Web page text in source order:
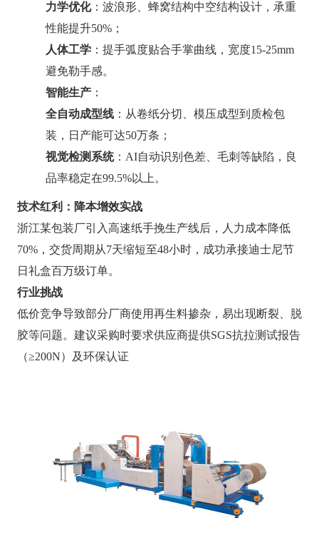
力学优化：波浪形、蜂窝结构中空结构设计，承重
性能提升50%；
人体工学：提手弧度贴合手掌曲线，宽度15-25mm
避免勒手感。
智能生产：
全自动成型线：从卷纸分切、模压成型到质检包
装，日产能可达50万条；
视觉检测系统：AI自动识别色差、毛刺等缺陷，良
品率稳定在99.5%以上。
技术红利：降本增效实战
浙江某包装厂引入高速纸手挽生产线后，人力成本降低
70%，交货周期从7天缩短至48小时，成功承接迪士尼节
日礼盒百万级订单。
行业挑战
低价竞争导致部分厂商使用再生料掺杂，易出现断裂、脱
胶等问题。建议采购时要求供应商提供SGS抗拉测试报告
（≥200N）及环保认证